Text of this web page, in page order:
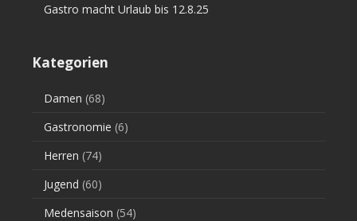
Gastro macht Urlaub bis 12.8.25
Kategorien
Damen (68)
Gastronomie (6)
Herren (74)
Jugend (60)
Medensaison (54)